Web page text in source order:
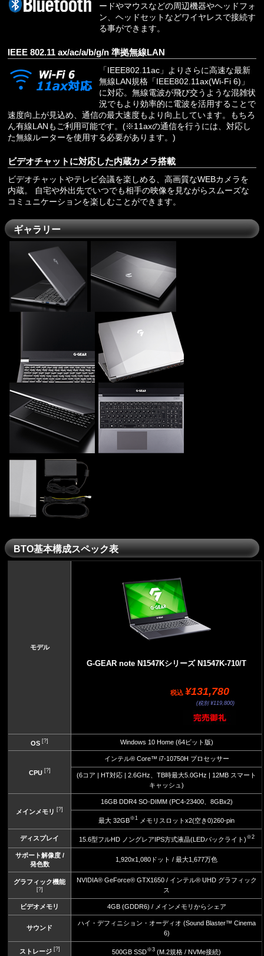
ードやマウスなどの周辺機器やヘッドフォ
ン、ヘッドセットなどワイヤレスで接続す
る事ができます。
IEEE 802.11 ax/ac/a/b/g/n 準拠無線LAN
「IEEE802.11ac」よりさらに高速な最新
無線LAN規格「IEEE802.11ax(Wi-Fi 6)」
に対応。無線電波が飛び交うような混雑状
況でもより効率的に電波を活用することで
速度向上が見込め、通信の最大速度もより向上しています。もちろ
ん有線LANもご利用可能です。(※11axの通信を行うには、対応し
た無線ルーターを使用する必要があります。)
ビデオチャットに対応した内蔵カメラ搭載
ビデオチャットやテレビ会議を楽しめる、高画質なWEBカメラを
内蔵。 自宅や外出先でいつでも相手の映像を見ながらスムーズな
コミュニケーションを楽しむことができます。
ギャラリー
BTO基本構成スペック表
モデル
G-GEAR note N1547Kシリーズ N1547K-710/T
税込 ¥131,780
(税別 ¥119,800)
OS [?] Windows 10 Home (64ビット版)
CPU[?]
インテル® Core™ i7-10750H プロセッサー
(6コア | HT対応 | 2.6GHz、TB時最大5.0GHz | 12MB スマート
キャッシュ)
メインメモリ [?]
16GB DDR4 SO-DIMM (PC4-23400、8GBx2)
最大 32GB※1 メモリスロットx2(空き0)260-pin
ディスプレイ 15.6型フルHD ノングレアIPS方式液晶(LEDバックライト) ※2
サポート解像度 /
発色数
1,920x1,080ドット / 最大1,677万色
グラフィック機能
[?]
NVIDIA® GeForce® GTX1650 / インテル® UHD グラフィック
ス
ビデオメモリ 4GB (GDDR6) / メインメモリからシェア
サウンド
ハイ・デフィニション・オーディオ (Sound Blaster™ Cinema
6)
ストレージ [?] 500GB SSD※3 (M.2規格 / NVMe接続)